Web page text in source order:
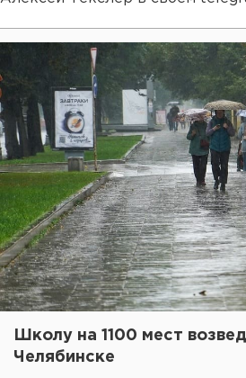
Школу на 1100 мест
Челябинске